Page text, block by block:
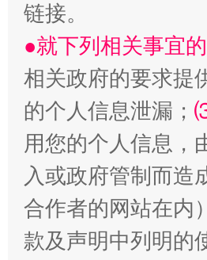
受贿1.44亿！段成刚被判无
链接。
●就下列相关事宜
相关政府的要求提
的个人信息泄漏；
用您的个人信息，
入或政府管制而造
合作者的网站在内
款及声明中列明的